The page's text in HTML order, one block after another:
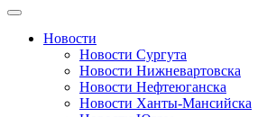
Новости
Новости Сургута
Новости Нижневартовска
Новости Нефтеюганска
Новости Ханты-Мансийска